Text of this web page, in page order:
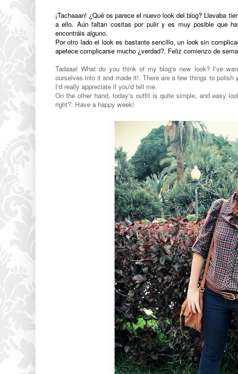
¡Tachaaan! ¿Qué os parece el nuevo look del blog? Llevaba
a ello. Aún faltan cositas por pulir y es muy posible que
encontráis alguno.
Por otro lado el look es bastante sencillo, un look sin
apetece complicarse mucho ¿verdad?. Feliz comienzo de
Tadaaa! What do you think of my blog's new look? I've
ourselves into it and made it!. There are a few things to
I'd really appreciate if you'd tell me.
On the other hand, today's outfit is quite simple, and easy
right?. Have a happy week!